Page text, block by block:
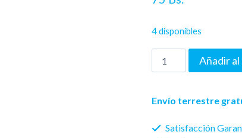
valoración
4 disponibles
Kilominx
stickerless
Añadir
Envío terrestre
Satisfacción